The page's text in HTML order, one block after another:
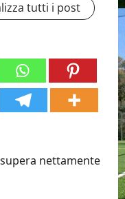
tutti i post
supera nettamente